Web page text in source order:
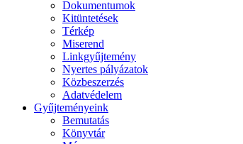
Dokumentumok
Kitüntetések
Térkép
Miserend
Linkgyűjtemény
Nyertes pályázatok
Közbeszerzés
Adatvédelem
Gyűjteményeink
Bemutatás
Könyvtár